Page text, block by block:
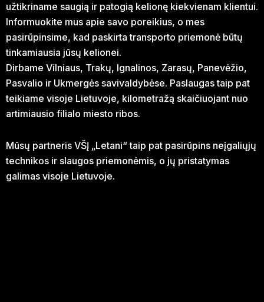
užtikriname saugią ir patogią kelionę kiekvienam klientui.
Informuokite mus apie savo poreikius, o mes
pasirūpinsime, kad paskirta transporto priemonė būtų
tinkamiausia jūsų kelionei.
Dirbame Vilniaus, Trakų, Ignalinos, Zarasų, Panevėžio,
Pasvalio ir Ukmergės savivaldybėse. Paslaugas taip pat
teikiame visoje Lietuvoje, kilometražą skaičiuojant nuo
artimiausio filialo miesto ribos.
Mūsų partneris VŠĮ „Letani“ taip pat pasirūpins neįgaliųjų
technikos ir slaugos priemonėmis, o jų pristatymas
galimas visoje Lietuvoje.